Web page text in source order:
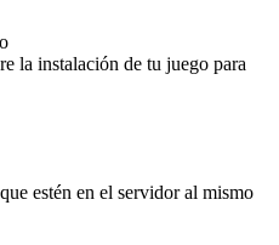
la instalación de tu juego para
estén en el servidor al mismo